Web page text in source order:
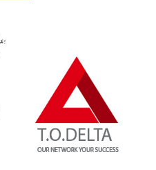
L’uscita di scena di